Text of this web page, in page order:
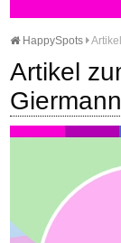
HappySpots
Artikel